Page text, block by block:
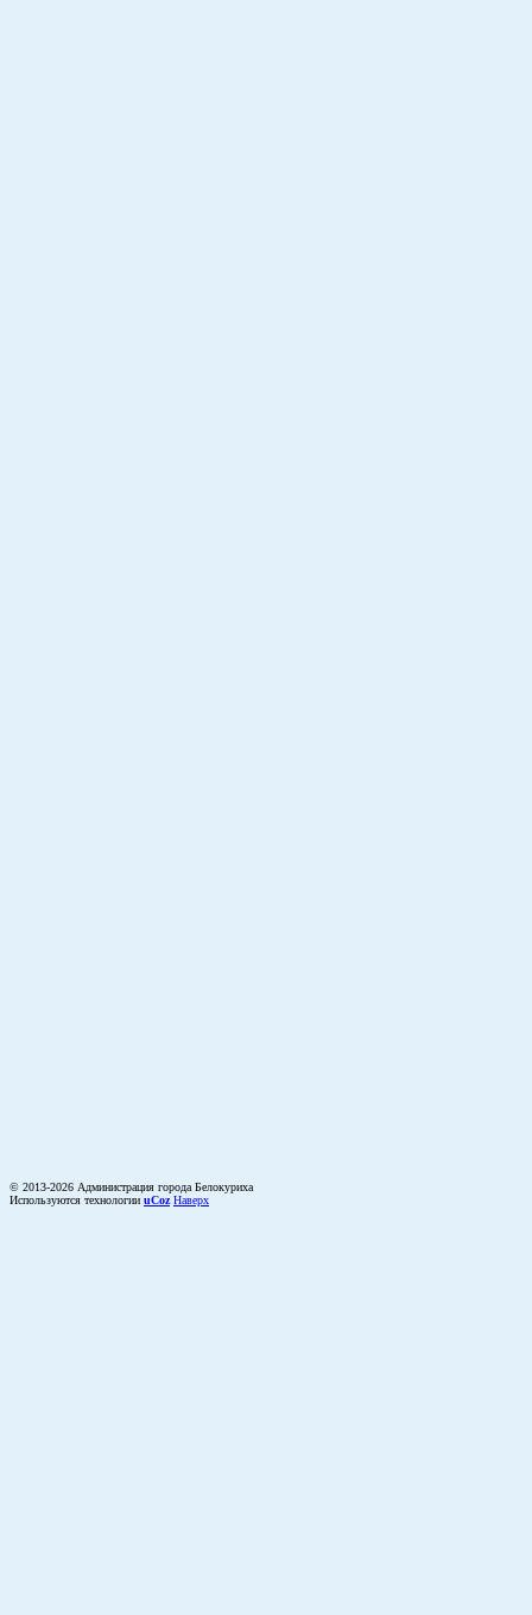
© 2013-2026 Администрация города Белокуриха
Используются технологии uCoz Наверх